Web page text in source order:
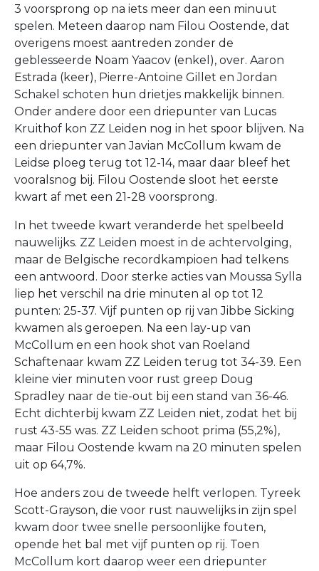
3 voorsprong op na iets meer dan een minuut
spelen. Meteen daarop nam Filou Oostende, dat
overigens moest aantreden zonder de
geblesseerde Noam Yaacov (enkel), over. Aaron
Estrada (keer), Pierre-Antoine Gillet en Jordan
Schakel schoten hun drietjes makkelijk binnen.
Onder andere door een driepunter van Lucas
Kruithof kon ZZ Leiden nog in het spoor blijven. Na
een driepunter van Javian McCollum kwam de
Leidse ploeg terug tot 12-14, maar daar bleef het
vooralsnog bij. Filou Oostende sloot het eerste
kwart af met een 21-28 voorsprong.
In het tweede kwart veranderde het spelbeeld
nauwelijks. ZZ Leiden moest in de achtervolging,
maar de Belgische recordkampioen had telkens
een antwoord. Door sterke acties van Moussa Sylla
liep het verschil na drie minuten al op tot 12
punten: 25-37. Vijf punten op rij van Jibbe Sicking
kwamen als geroepen. Na een lay-up van
McCollum en een hook shot van Roeland
Schaftenaar kwam ZZ Leiden terug tot 34-39. Een
kleine vier minuten voor rust greep Doug
Spradley naar de tie-out bij een stand van 36-46.
Echt dichterbij kwam ZZ Leiden niet, zodat het bij
rust 43-55 was. ZZ Leiden schoot prima (55,2%),
maar Filou Oostende kwam na 20 minuten spelen
uit op 64,7%.
Hoe anders zou de tweede helft verlopen. Tyreek
Scott-Grayson, die voor rust nauwelijks in zijn spel
kwam door twee snelle persoonlijke fouten,
opende het bal met vijf punten op rij. Toen
McCollum kort daarop weer een driepunter